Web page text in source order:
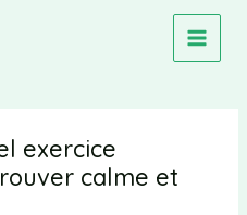
exercice
calme et